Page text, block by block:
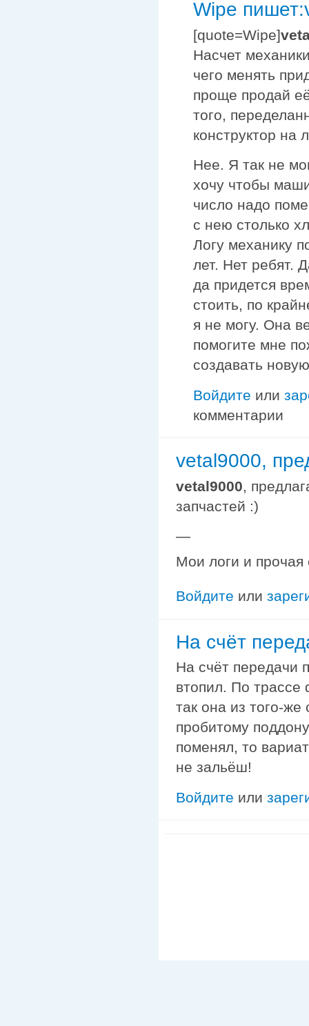
Wipe
[quote=Wipe]
Насчет
чего менять
проще продай
того,
конструктор на
Нее. Я так не
хочу чтобы
число надо
с нею столько
Логу механику
лет. Нет ребят.
да придется
стоить, по
я не могу. Она
помогите мне
создавать
Войдите или
комментарии
vetal9000,
vetal9000,
запчастей :)
—
Мои логи и
Войдите или
На счёт
На счёт передачи
втопил. По трассе
так она из того-же
пробитому
поменял, то
не зальёш!
Войдите или